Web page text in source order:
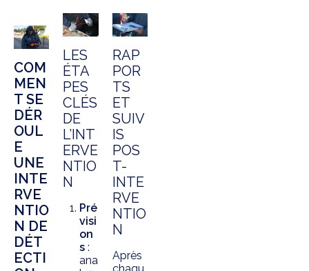
COM
MEN
T SE
DÉR
OUL
E
UNE
INTE
RVE
NTIO
N DE
DÉT
ECTI
LES
ÉTA
PES
CLÉS
DE
L’INT
ERVE
NTIO
N
Pré
visi
on
s :
ana
RAP
POR
TS
ET
SUIV
IS
POS
T-
INTE
RVE
NTIO
N
Après